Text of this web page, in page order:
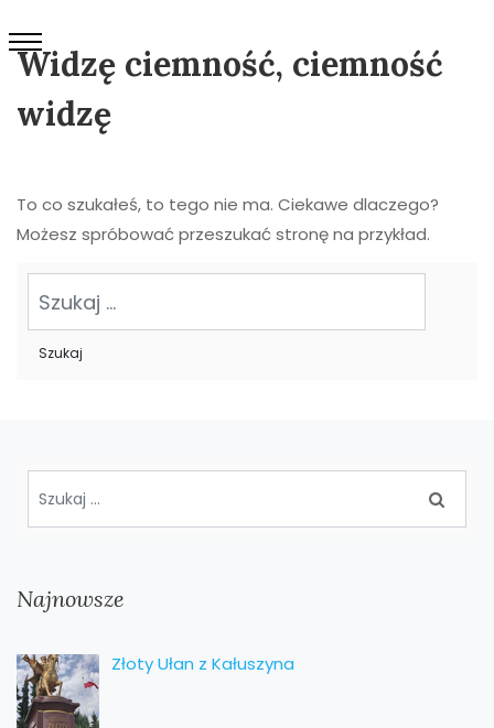
Widzę ciemność, ciemność
widzę
To co szukałeś, to tego nie ma. Ciekawe dlaczego?
Możesz spróbować przeszukać stronę na przykład.
Najnowsze
Złoty Ułan z Kałuszyna